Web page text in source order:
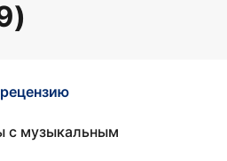
с музыкальным